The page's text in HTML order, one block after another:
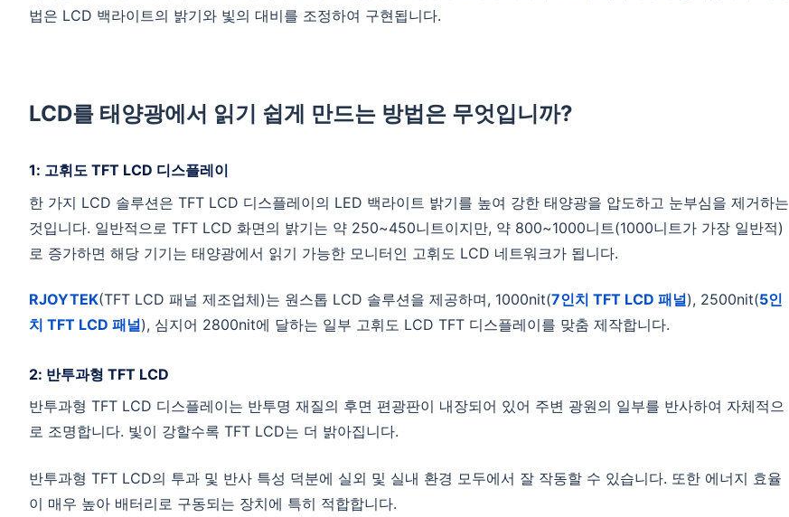
법은 LCD 백라이트의 밝기와 빛의 대비를 조정하여 구현됩니다.
LCD를 태양광에서 읽기 쉽게 만드는 방법은 무엇입니까?
1: 고휘도 TFT LCD 디스플레이
한 가지 LCD 솔루션은 TFT LCD 디스플레이의 LED 백라이트 밝기를 높여 강한 태양광을 압도하고 눈부심을 제거하는
것입니다. 일반적으로 TFT LCD 화면의 밝기는 약 250~450니트이지만, 약 800~1000니트(1000니트가 가장 일반적)
로 증가하면 해당 기기는 태양광에서 읽기 가능한 모니터인 고휘도 LCD 네트워크가 됩니다.
RJOYTEK(TFT LCD 패널 제조업체)는 원스톱 LCD 솔루션을 제공하며, 1000nit(7인치 TFT LCD 패널), 2500nit(5인
치 TFT LCD 패널), 심지어 2800nit에 달하는 일부 고휘도 LCD TFT 디스플레이를 맞춤 제작합니다.
2: 반투과형 TFT LCD
반투과형 TFT LCD 디스플레이는 반투명 재질의 후면 편광판이 내장되어 있어 주변 광원의 일부를 반사하여 자체적으
로 조명합니다. 빛이 강할수록 TFT LCD는 더 밝아집니다.
반투과형 TFT LCD의 투과 및 반사 특성 덕분에 실외 및 실내 환경 모두에서 잘 작동할 수 있습니다. 또한 에너지 효율
이 매우 높아 배터리로 구동되는 장치에 특히 적합합니다.